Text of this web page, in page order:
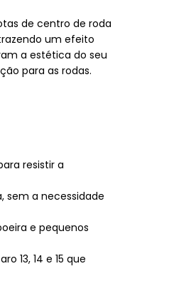
de centro de roda
um efeito
a estética do seu
para as rodas.
resistir a
sem a necessidade
e pequenos
13, 14 e 15 que